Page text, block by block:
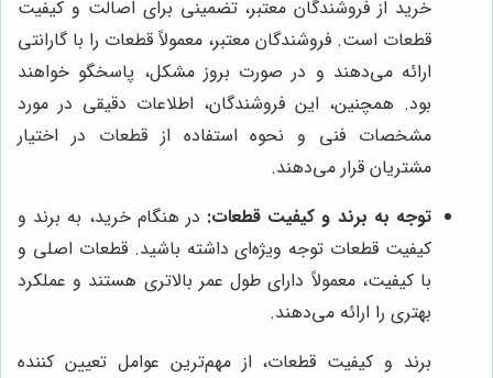
خرید از فروشندگان معتبر، تضمینی برای اصالت و کیفیت
قطعات است. فروشندگان معتبر، معمولاً قطعات را با گارانتی
ارائه می‌دهند و در صورت بروز مشکل، پاسخگو خواهند
بود. همچنین، این فروشندگان، اطلاعات دقیقی در مورد
مشخصات فنی و نحوه استفاده از قطعات در اختیار
مشتریان قرار می‌دهند.
توجه به برند و کیفیت قطعات: در هنگام خرید، به برند و
کیفیت قطعات توجه ویژه‌ای داشته باشید. قطعات اصلی و
با کیفیت، معمولاً دارای طول عمر بالاتری هستند و عملکرد
بهتری را ارائه می‌دهند.
برند و کیفیت قطعات، از مهم‌ترین عوامل تعیین کننده